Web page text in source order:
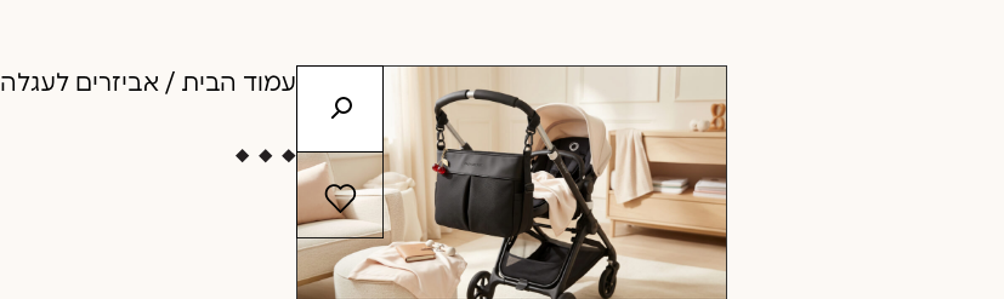
עמוד הבית /אביזרים לעגלה